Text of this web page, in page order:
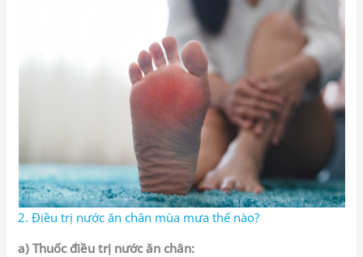
2. Điều trị nước ăn chân mùa mưa thế nào?
a) Thuốc điều trị nước ăn chân: